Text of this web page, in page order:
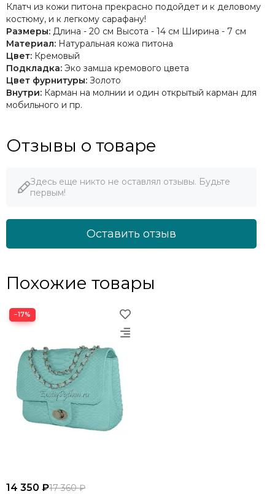
Клатч из кожи питона прекрасно подойдет и к деловому
костюму, и к легкому сарафану!
Размеры: Длина - 20 см Высота - 14 см Ширина - 7 см
Материал: Натуральная кожа питона
Цвет: Кремовый
Подкладка: Эко замша кремового цвета
Цвет фурнитуры: Золото
Внутри: Карман на молнии и один открытый карман для
мобильного и пр.
Отзывы о товаре
Здесь еще никто не оставлял отзывы. Будьте
первым!
Оставить отзыв
Похожие товары
−17%
14 350 ₽17 360 ₽